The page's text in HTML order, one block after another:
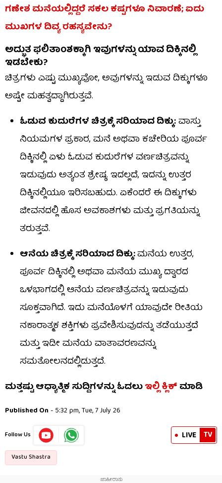
ಗಣೇಶ ಮನೆಯಲ್ಲಿದ್ದರೆ ಸಕಲ ಕಷ್ಟಗಳೂ ನಿವಾರಣೆ; ಐದು
ಮುಖಗಳ ದಿವ್ಯ ರಹಸ್ಯವೇನು?
ಅದ್ಭುತ ಫಲಿತಾಂಶಕ್ಕಾಗಿ ಇವುಗಳನ್ನು ಯಾವ ದಿಕ್ಕಿನಲ್ಲಿ
ಇಡಬೇಕು?
ಚಿತ್ರಗಳು ಎಷ್ಟು ಮುಖ್ಯವೋ, ಅವುಗಳನ್ನು ಇಡುವ ದಿಕ್ಕುಗಳೂ
ಅಷ್ಟೇ ಮಹತ್ವದ್ದಾಗಿರುತ್ತವೆ.
ಓಡುವ ಕುದುರೆಗಳ ಚಿತ್ರಕ್ಕೆ ಸರಿಯಾದ ದಿಕ್ಕು:ವಾಸ್ತು
ನಿಯಮಗಳ ಪ್ರಕಾರ, ಮನೆ ಅಥವಾ ಕಚೇರಿಯ ಪೂರ್ವ
ದಿಕ್ಕಿನಲ್ಲಿ ಏಳು ಓಡುವ ಕುದುರೆಗಳ ವರ್ಣಚಿತ್ರವನ್ನು
ಇಡುವುದು ಅತ್ಯಂತ ಶ್ರೇಷ್ಠ. ಇದಲ್ಲದೆ, ಇದನ್ನು ಉತ್ತರ
ದಿಕ್ಕಿನಲ್ಲಿಯೂ ಇರಿಸಬಹುದು. ಏಕೆಂದರೆ ಈ ದಿಕ್ಕುಗಳು
ಜೀವನದಲ್ಲಿ ಹೊಸ ಅವಕಾಶಗಳು ಮತ್ತು ಪ್ರಗತಿಯನ್ನು
ತರುತ್ತವೆ.
ಆನೆಯ ಚಿತ್ರಕ್ಕೆ ಸರಿಯಾದ ದಿಕ್ಕು:ಮನೆಯ ಉತ್ತರ,
ಪೂರ್ವ ದಿಕ್ಕಿನಲ್ಲಿ ಅಥವಾ ಮನೆಯ ಮುಖ್ಯ ದ್ವಾರದ
ಒಳಭಾಗದಲ್ಲಿ ಆನೆಯ ವರ್ಣಚಿತ್ರವನ್ನು ಇಡುವುದು
ಸೂಕ್ತವಾಗಿದೆ. ಇದು ಮನೆಯೊಳಗೆ ಯಾವುದೇ ರೀತಿಯ
ನಕಾರಾತ್ಮಕ ಶಕ್ತಿಗಳು ಪ್ರವೇಶಿಸುವುದನ್ನು ತಡೆಯುತ್ತದೆ
ಮತ್ತು ಇಡೀ ಮನೆಯ ವಾತಾವರಣವನ್ನು
ಸಮತೋಲನದಲ್ಲಿಡುತ್ತದೆ.
ಮತ್ತಷ್ಟು ಆಧ್ಯಾತ್ಮಿಕ ಸುದ್ದಿಗಳನ್ನು ಓದಲುಇಲ್ಲಿ ಕ್ಲಿಕ್ಮಾಡಿ
Published On - 5:32 pm, Tue, 7 July 26
Follow Us LIVE TV
Vastu Shastra